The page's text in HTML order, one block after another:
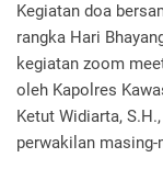
Kegiatan doa
rangka Hari
kegiatan zoom
oleh Kapolres
Ketut Widiarta,
perwakilan